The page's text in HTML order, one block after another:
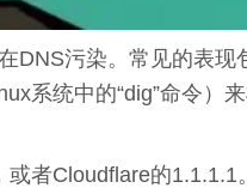
DNS污染。常见的表
系统中的“dig”命令）
者Cloudflare的